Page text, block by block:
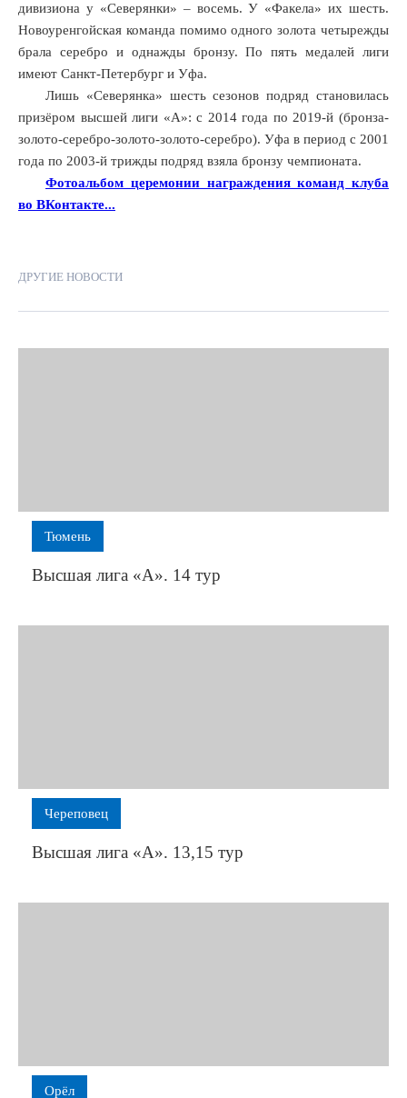
дивизиона у «Северянки» – восемь. У «Факела» их шесть.
Новоуренгойская команда помимо одного золота четырежды
брала серебро и однажды бронзу. По пять медалей лиги
имеют Санкт-Петербург и Уфа.
Лишь «Северянка» шесть сезонов подряд становилась
призёром высшей лиги «А»: с 2014 года по 2019-й (бронза-
золото-серебро-золото-золото-серебро). Уфа в период с 2001
года по 2003-й трижды подряд взяла бронзу чемпионата.
Фотоальбом церемонии награждения команд клуба
во ВКонтакте...
ДРУГИЕ НОВОСТИ
Тюмень
Высшая лига «А». 14 тур
Череповец
Высшая лига «А». 13,15 тур
Орёл